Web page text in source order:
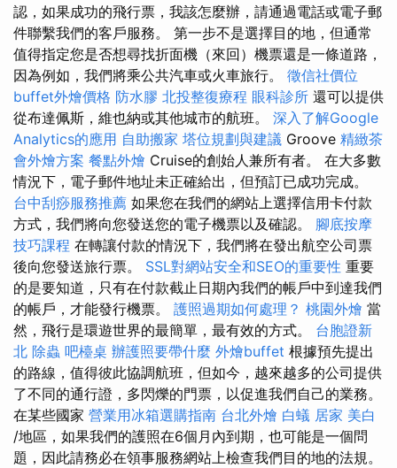
認，如果成功的飛行票，我該怎麼辦，請通過電話或電子郵
件聯繫我們的客戶服務。 第一步不是選擇目的地，但通常
值得指定您是否想尋找折面機（來回）機票還是一條道路，
因為例如，我們將乘公共汽車或火車旅行。 徵信社價位
buffet外燴價格 防水膠 北投整復療程 眼科診所 還可以提供
從布達佩斯，維也納或其他城市的航班。 深入了解Google
Analytics的應用 自助搬家 塔位規劃與建議 Groove 精緻茶
會外燴方案 餐點外燴 Cruise的創始人兼所有者。 在大多數
情況下，電子郵件地址未正確給出，但預訂已成功完成。
台中刮痧服務推薦 如果您在我們的網站上選擇信用卡付款
方式，我們將向您發送您的電子機票以及確認。 腳底按摩
技巧課程 在轉讓付款的情況下，我們將在發出航空公司票
後向您發送旅行票。 SSL對網站安全和SEO的重要性 重要
的是要知道，只有在付款截止日期內我們的帳戶中到達我們
的帳戶，才能發行機票。 護照過期如何處理？ 桃園外燴 當
然，飛行是環遊世界的最簡單，最有效的方式。 台胞證新
北 除蟲 吧檯桌 辦護照要帶什麼 外燴buffet 根據預先提出
的路線，值得彼此協調航班，但如今，越來越多的公司提供
了不同的通行證，多閃爍的門票，以促進我們自己的業務。
在某些國家 營業用冰箱選購指南 台北外燴 白蟻 居家 美白
/地區，如果我們的護照在6個月內到期，也可能是一個問
題，因此請務必在領事服務網站上檢查我們目的地的法規。